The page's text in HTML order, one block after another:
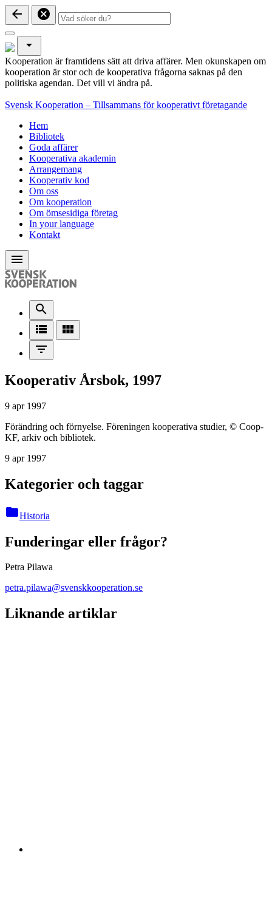
arrow_back cancel
arrow_drop_down
Kooperation är framtidens sätt att driva affärer. Men okunskapen om
kooperation är stor och de kooperativa frågorna saknas på den
politiska agendan. Det vill vi ändra på.
Svensk Kooperation – Tillsammans för kooperativt företagande
Hem
Bibliotek
Goda affärer
Kooperativa akademin
Arrangemang
Kooperativ kod
Om oss
Om kooperation
Om ömsesidiga företag
In your language
Kontakt
menu
search
view_list
view_module
filter_list
Kooperativ Årsbok, 1997
9 apr 1997
Förändring och förnyelse. Föreningen kooperativa studier, © Coop-
KF, arkiv och bibliotek.
9 apr 1997
Kategorier och taggar
folderHistoria
Funderingar eller frågor?
Petra Pilawa
petra.pilawa@svenskkooperation.se
Liknande artiklar